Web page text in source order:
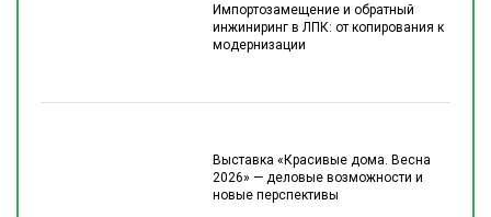
Импортозамещение и обратный
инжиниринг в ЛПК: от копирования к
модернизации
Выставка «Красивые дома. Весна
2026» — деловые возможности и
новые перспективы